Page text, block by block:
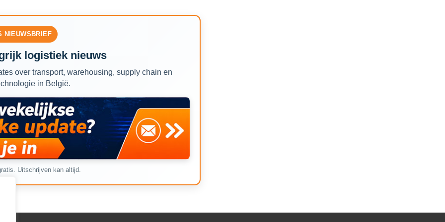
NIEUWSBRIEF
logistiek nieuws
over transport, warehousing, supply chain en
in België.
Uitschrijven kan altijd.